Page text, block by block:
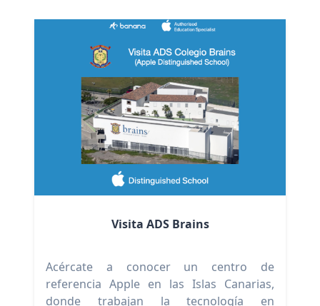
Visita ADS Brains
Acércate a conocer un centro de
referencia Apple en las Islas Canarias,
donde trabajan la tecnología en